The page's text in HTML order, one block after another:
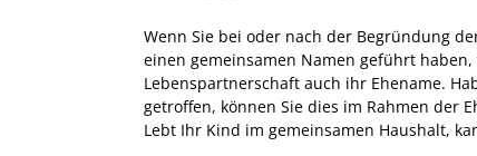
Wenn Sie bei oder nach der Begründung
einen gemeinsamen Namen geführt
Lebenspartnerschaft auch ihr Ehename.
getroffen, können Sie dies im Rahmen der
Lebt Ihr Kind im gemeinsamen Haushalt,